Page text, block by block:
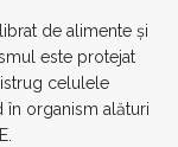
de alimente și
este protejat
celulele
în organism alături